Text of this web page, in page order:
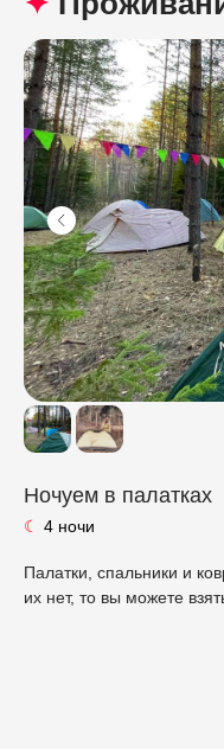
Ночуем в палатках
☾ 4 ночи
Палатки, спальники и
их нет, то вы можете